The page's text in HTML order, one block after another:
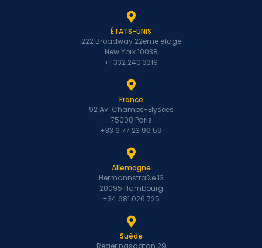
ÉTATS-UNIS
222 Broadway 22ème étage
New York 10038
+1 332 240 3319
France
92 Av. Champs-Élysées
75008 Paris
+33 6 77 23 99 59
Allemagne
Hermannstraße 13
20095 Hambourg
+34 681 026 725
Suède